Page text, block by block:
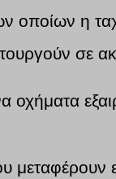
οποίων η
σε
οχήματα
μεταφέρουν